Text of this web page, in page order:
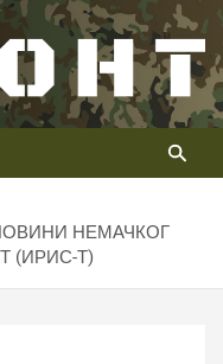
НЕМАЧКОГ
(ИРИС-Т)